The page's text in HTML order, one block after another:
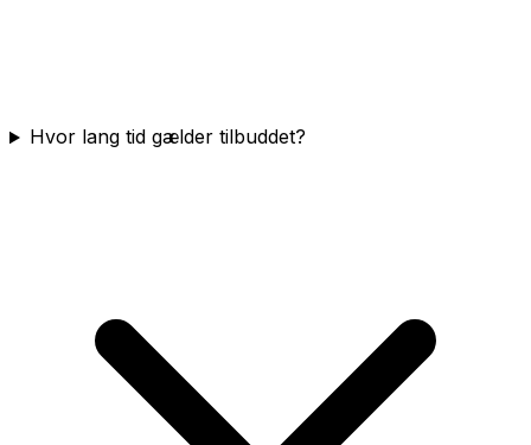
Hvor lang tid gælder tilbuddet?